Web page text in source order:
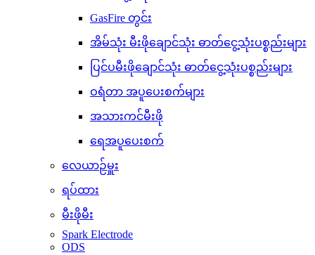
GasFire တွင်း
အိမ်သုံး မီးဖိုချောင်သုံး ဓာတ်ငွေ့သုံးပစ္စည်းများ
ပြင်ပမီးဖိုချောင်သုံး ဓာတ်ငွေ့သုံးပစ္စည်းများ
ဝရံတာ အပူပေးစက်များ
အသားကင်မီးဖို
ရေအပူပေးစက်
လေယာဉ်မှူး
ရပ်ထား
မီးဖိုမီး
Spark Electrode
ODS